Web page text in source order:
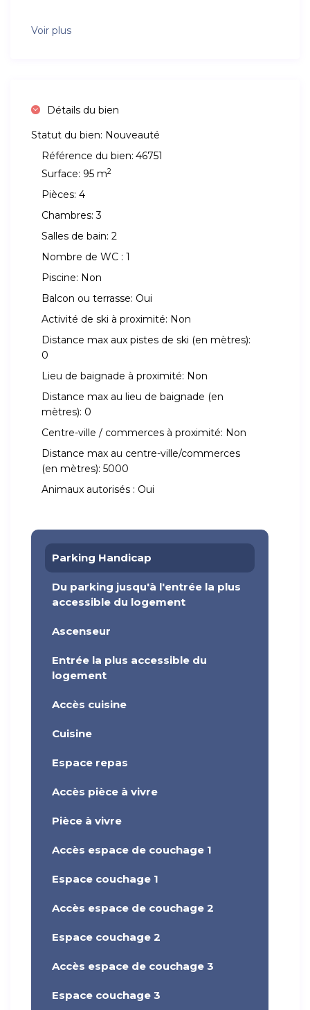
Voir plus
Détails du bien
Statut du bien: Nouveauté
Référence du bien: 46751
Surface: 95 m2
Pièces: 4
Chambres: 3
Salles de bain: 2
Nombre de WC : 1
Piscine: Non
Balcon ou terrasse: Oui
Activité de ski à proximité: Non
Distance max aux pistes de ski (en mètres):
0
Lieu de baignade à proximité: Non
Distance max au lieu de baignade (en
mètres): 0
Centre-ville / commerces à proximité: Non
Distance max au centre-ville/commerces
(en mètres): 5000
Animaux autorisés : Oui
Parking Handicap
Du parking jusqu'à l'entrée la plus
accessible du logement
Ascenseur
Entrée la plus accessible du
logement
Accès cuisine
Cuisine
Espace repas
Accès pièce à vivre
Pièce à vivre
Accès espace de couchage 1
Espace couchage 1
Accès espace de couchage 2
Espace couchage 2
Accès espace de couchage 3
Espace couchage 3